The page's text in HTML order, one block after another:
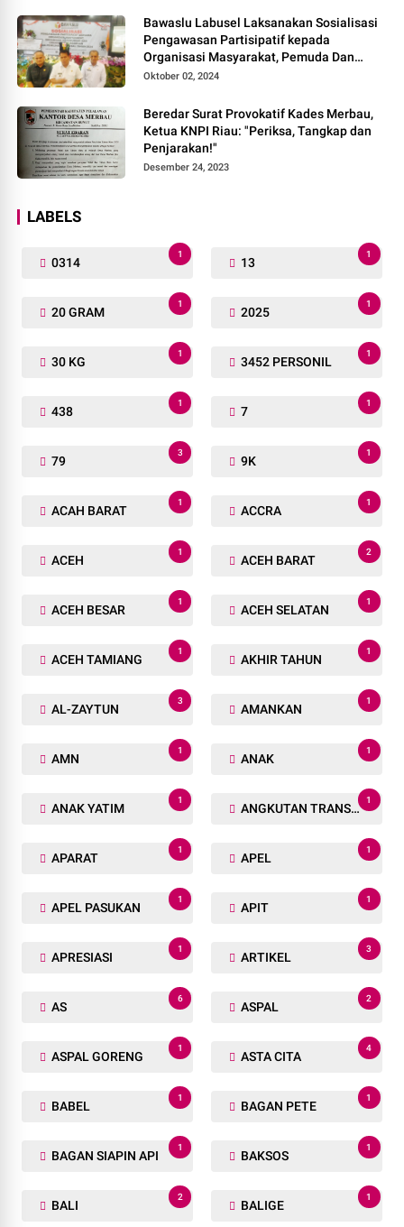
Bawaslu Labusel Laksanakan Sosialisasi
Pengawasan Partisipatif kepada
Organisasi Masyarakat, Pemuda Dan
Agama Pada pilkada Serentak 2024
Oktober 02, 2024
Beredar Surat Provokatif Kades Merbau,
Ketua KNPI Riau: "Periksa, Tangkap dan
Penjarakan!"
Desember 24, 2023
LABELS
0314
1
13
1
20 GRAM
1
2025
1
30 KG
1
3452 PERSONIL
1
438
1
7
1
79
3
9K
1
ACAH BARAT
1
ACCRA
1
ACEH
1
ACEH BARAT
2
ACEH BESAR
1
ACEH SELATAN
1
ACEH TAMIANG
1
AKHIR TAHUN
1
AL-ZAYTUN
3
AMANKAN
1
AMN
1
ANAK
1
ANAK YATIM
1
ANGKUTAN TRANSPORTASI
1
APARAT
1
APEL
1
APEL PASUKAN
1
APIT
1
APRESIASI
1
ARTIKEL
3
AS
6
ASPAL
2
ASPAL GORENG
1
ASTA CITA
4
BABEL
1
BAGAN PETE
1
BAGAN SIAPIN API
1
BAKSOS
1
BALI
2
BALIGE
1